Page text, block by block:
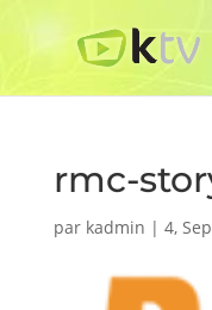
rmc-
par kadmin | 4,